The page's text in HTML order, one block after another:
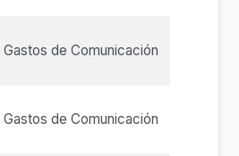
Gastos de Comunicación
Gastos de Comunicación